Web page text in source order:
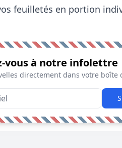
feuilletés en portion
vous à notre infolettre
directement dans votre boîte